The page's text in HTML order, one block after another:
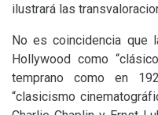
ilustrará las
No es coincidencia que
Hollywood como
temprano como en
“clasicismo